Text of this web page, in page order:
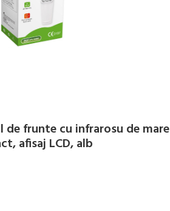
frunte cu infrarosu de mare
afisaj LCD, alb